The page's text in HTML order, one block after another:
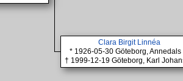
Clara Birgit Linnéa
* 1926-05-30 Göteborg, Annedals
† 1999-12-19 Göteborg, Karl